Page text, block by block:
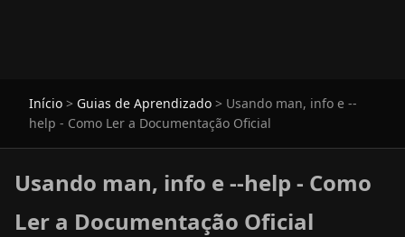
Início > Guias de Aprendizado > Usando man, info e --
help - Como Ler a Documentação Oficial
Usando man, info e --help - Como
Ler a Documentação Oficial